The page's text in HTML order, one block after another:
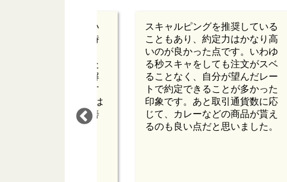
体制がかなり整ってい
本的に取引が行える時
に返答も帰ってくるた
点があってもすぐに解
ため安心して取引をす
出来ます。PCツールは
づらいのでここは改善
スキャルピングを推奨している
こともあり、約定力はかなり高
いのが良かった点です。いわゆ
る秒スキャをしても注文がスベ
ることなく、自分が望んだレー
トで約定できることが多かった
印象です。あと取引通貨数に応
じて、カレーなどの商品が貰え
るのも良い点だと思いました。